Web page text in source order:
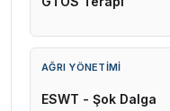
AĞRI YÖNETIMI
ESWT - Şok Dalga